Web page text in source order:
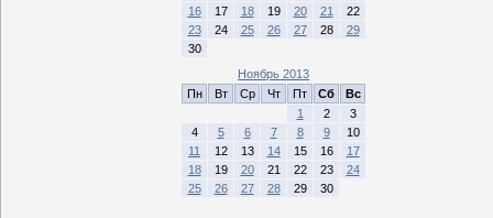
16
17 18 19 20 21
22
23
24 25 26 27 28
29
30
Ноябрь 2013
Пн
Вт Ср Чт Пт Сб
Вс
1
2
3
4
5 6 7 8 9
10
11
12 13 14 15 16
17
18
19 20 21 22 23
24
25
26 27 28 29 30